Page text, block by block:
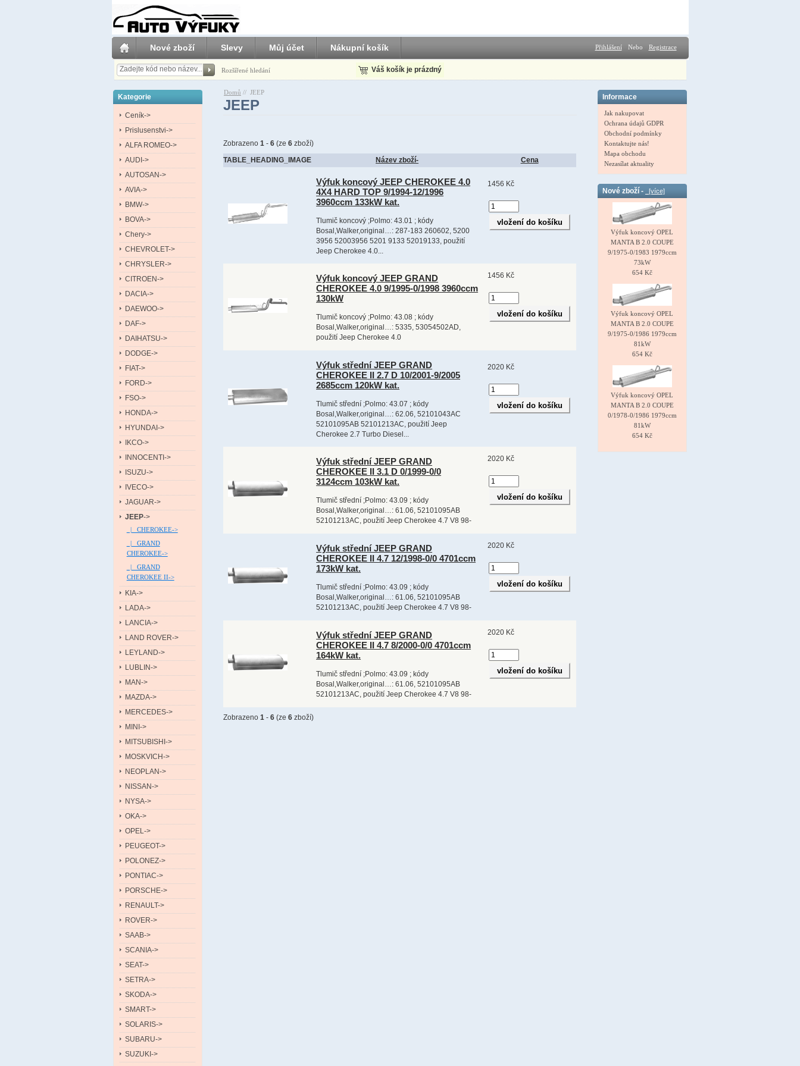
Nové zboží Slevy Můj účet Nákupní košík Přihlášení Nebo Registrace
Rozšířené hledání Váš košík je prázdný
Kategorie
Ceník->
Prislusenstvi->
ALFA ROMEO->
AUDI->
AUTOSAN->
AVIA->
BMW->
BOVA->
Chery->
CHEVROLET->
CHRYSLER->
CITROEN->
DACIA->
DAEWOO->
DAF->
DAIHATSU->
DODGE->
FIAT->
FORD->
FSO->
HONDA->
HYUNDAI->
IKCO->
INNOCENTI->
ISUZU->
IVECO->
JAGUAR->
JEEP->
|_ CHEROKEE->
|_ GRAND
CHEROKEE->
|_ GRAND
CHEROKEE II->
KIA->
LADA->
LANCIA->
LAND ROVER->
LEYLAND->
LUBLIN->
MAN->
MAZDA->
MERCEDES->
MINI->
MITSUBISHI->
MOSKVICH->
NEOPLAN->
NISSAN->
NYSA->
OKA->
OPEL->
PEUGEOT->
POLONEZ->
PONTIAC->
PORSCHE->
RENAULT->
ROVER->
SAAB->
SCANIA->
SEAT->
SETRA->
SKODA->
SMART->
SOLARIS->
SUBARU->
SUZUKI->
Domů // JEEP
JEEP
Zobrazeno1 -6 (ze6 zboží)
TABLE_HEADING_IMAGE Název zboží- Cena
Výfuk koncový JEEP CHEROKEE 4.0
4X4 HARD TOP 9/1994-12/1996
3960ccm 133kW kat.
Tlumič koncový ;Polmo: 43.01 ; kódy
Bosal,Walker,original…: 287-183 260602, 5200
3956 52003956 5201 9133 52019133, použití
Jeep Cherokee 4.0...
1456 Kč
Výfuk koncový JEEP GRAND
CHEROKEE 4.0 9/1995-0/1998 3960ccm
130kW
Tlumič koncový ;Polmo: 43.08 ; kódy
Bosal,Walker,original…: 5335, 53054502AD,
použití Jeep Cherokee 4.0
1456 Kč
Výfuk střední JEEP GRAND
CHEROKEE II 2.7 D 10/2001-9/2005
2685ccm 120kW kat.
Tlumič střední ;Polmo: 43.07 ; kódy
Bosal,Walker,original…: 62.06, 52101043AC
52101095AB 52101213AC, použití Jeep
Cherokee 2.7 Turbo Diesel...
2020 Kč
Výfuk střední JEEP GRAND
CHEROKEE II 3.1 D 0/1999-0/0
3124ccm 103kW kat.
Tlumič střední ;Polmo: 43.09 ; kódy
Bosal,Walker,original…: 61.06, 52101095AB
52101213AC, použití Jeep Cherokee 4.7 V8 98-
2020 Kč
Výfuk střední JEEP GRAND
CHEROKEE II 4.7 12/1998-0/0 4701ccm
173kW kat.
Tlumič střední ;Polmo: 43.09 ; kódy
Bosal,Walker,original…: 61.06, 52101095AB
52101213AC, použití Jeep Cherokee 4.7 V8 98-
2020 Kč
Výfuk střední JEEP GRAND
CHEROKEE II 4.7 8/2000-0/0 4701ccm
164kW kat.
Tlumič střední ;Polmo: 43.09 ; kódy
Bosal,Walker,original…: 61.06, 52101095AB
52101213AC, použití Jeep Cherokee 4.7 V8 98-
2020 Kč
Zobrazeno1 -6 (ze6 zboží)
Informace
Jak nakupovat
Ochrana údajů GDPR
Obchodní podmínky
Kontaktujte nás!
Mapa obchodu
Nezasílat aktuality
Nové zboží - [více]
Výfuk koncový OPEL
MANTA B 2.0 COUPE
9/1975-0/1983 1979ccm
73kW
654 Kč
Výfuk koncový OPEL
MANTA B 2.0 COUPE
9/1975-0/1986 1979ccm
81kW
654 Kč
Výfuk koncový OPEL
MANTA B 2.0 COUPE
0/1978-0/1986 1979ccm
81kW
654 Kč